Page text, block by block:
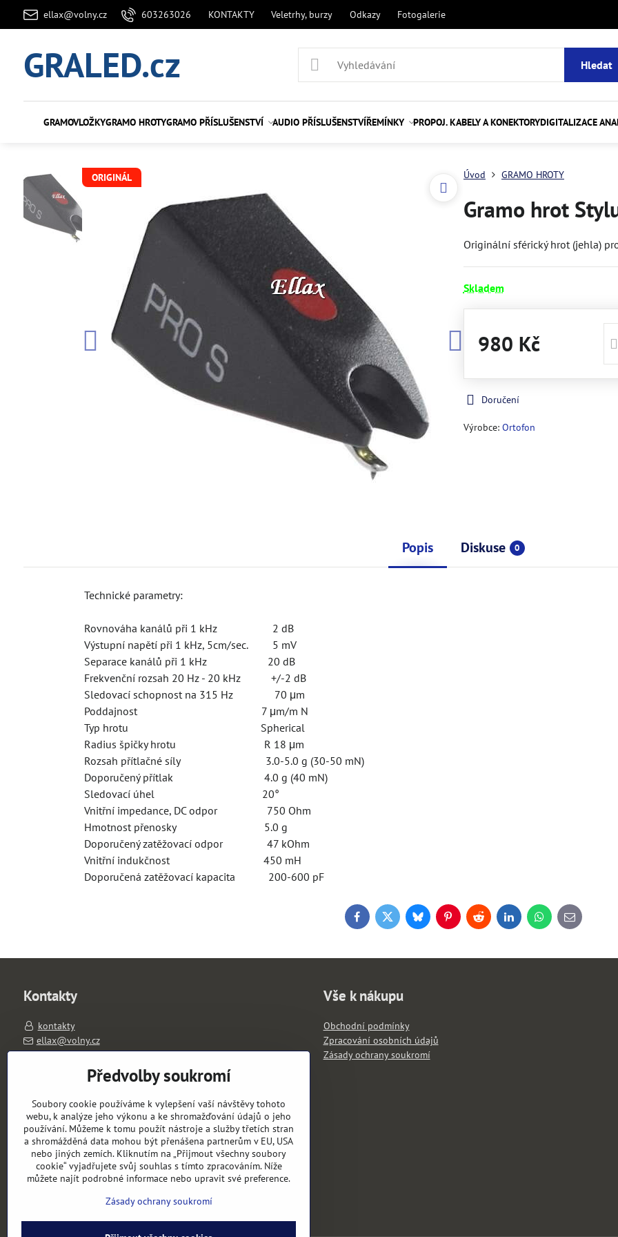
ellax@volny.cz 603263026 KONTAKTY Veletrhy, burzy Odkazy Fotogalerie
GRALED.cz Hledat
GRAMOVLOŽKYGRAMO HROTYGRAMO PŘÍSLUŠENSTVÍ AUDIO PŘÍSLUŠENSTVÍŘEMÍNKY PROPOJ. KABELY A KONEKTORYDIGITALIZACE
ORIGINÁL Úvod GRAMO HROTY
Gramo hrot
Originální sférický hrot (jehla)
Skladem
980 Kč
Doručení
Výrobce: Ortofon
Popis Diskuse 0
Technické parametry:
Rovnováha kanálů při 1 kHz 2 dB
Výstupní napětí při 1 kHz, 5cm/sec. 5 mV
Separace kanálů při 1 kHz 20 dB
Frekvenční rozsah 20 Hz - 20 kHz +/-2 dB
Sledovací schopnost na 315 Hz 70 μm
Poddajnost 7 μm/m N
Typ hrotu Spherical
Radius špičky hrotu R 18 μm
Rozsah přítlačné síly 3.0-5.0 g (30-50 mN)
Doporučený přítlak 4.0 g (40 mN)
Sledovací úhel 20°
Vnitřní impedance, DC odpor 750 Ohm
Hmotnost přenosky 5.0 g
Doporučený zatěžovací odpor 47 kOhm
Vnitřní indukčnost 450 mH
Doporučená zatěžovací kapacita 200-600 pF
FacebookTwitterBlueskyPinterestRedditLinkedInWhatsApp
E-
mail
Kontakty
kontakty
ellax@volny.cz
603263026
PO-PÁ 11-18 hod.
výdejní místo: Slavíkova 1657/1, 120 00 Praha 2
Objednávky
Stav objednávky
Vše k nákupu
Obchodní podmínky
Zpracování osobních údajů
Zásady ochrany soukromí
Předvolby soukromí
Soubory cookie používáme k vylepšení vaší návštěvy tohoto
webu, k analýze jeho výkonu a ke shromažďování údajů o jeho
používání. Můžeme k tomu použít nástroje a služby třetích stran
a shromážděná data mohou být přenášena partnerům v EU, USA
nebo jiných zemích. Kliknutím na „Přijmout všechny soubory
cookie“ vyjadřujete svůj souhlas s tímto zpracováním. Níže
můžete najít podrobné informace nebo upravit své preference.
Zásady ochrany soukromí